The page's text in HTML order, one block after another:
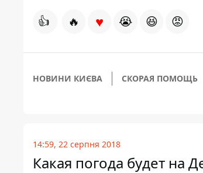
👍 🔥 ♥ 😭 😆 😡
НОВИНИ КИЄВА СКОРАЯ ПОМОЩЬ
14:59, 22 серпня 2018
Какая погода будет на